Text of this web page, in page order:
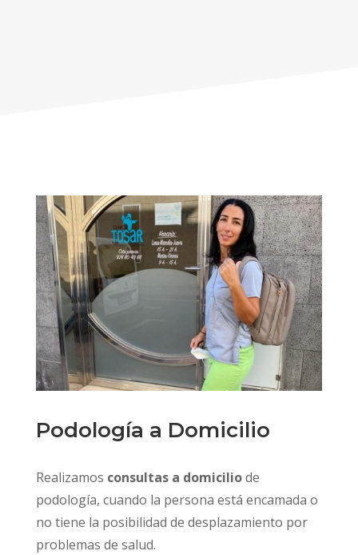
Podología a Domicilio
Realizamos consultas a domiciliode
podología, cuando la persona está encamada o
no tiene la posibilidad de desplazamiento por
problemas de salud.